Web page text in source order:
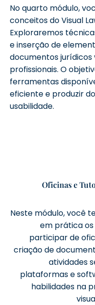
No quarto módulo,
conceitos do Visual
Exploraremos
e inserção de
documentos
profissionais. O
ferramentas
eficiente e produzir
usabilidade.
Oficinas e
Neste módulo, você
em prática
participar de
criação de
atividades
plataformas e
habilidades na